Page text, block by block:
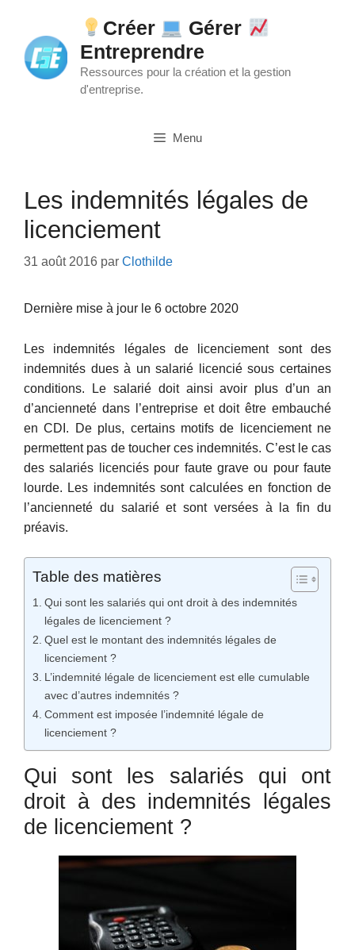
contenu
Créer
Gérer
Entreprendre
Ressources pour la création et la gestion
d'entreprise.
Menu
Les indemnités légales de
licenciement
31 août 2016 par Clothilde
Dernière mise à jour le 6 octobre 2020
Les indemnités légales de licenciement sont des
indemnités dues à un salarié licencié sous certaines
conditions. Le salarié doit ainsi avoir plus d’un an
d’ancienneté dans l’entreprise et doit être embauché
en CDI. De plus, certains motifs de licenciement ne
permettent pas de toucher ces indemnités. C’est le cas
des salariés licenciés pour faute grave ou pour faute
lourde. Les indemnités sont calculées en fonction de
l’ancienneté du salarié et sont versées à la fin du
préavis.
Table des matières
Qui sont les salariés qui ont droit à des indemnités
légales de licenciement ?
Quel est le montant des indemnités légales de
licenciement ?
L’indemnité légale de licenciement est elle cumulable
avec d’autres indemnités ?
Comment est imposée l’indemnité légale de
licenciement ?
Qui sont les salariés qui ont
droit à des indemnités légales
de licenciement ?